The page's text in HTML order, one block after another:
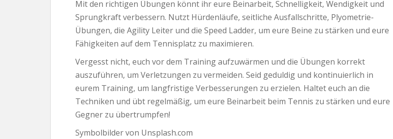
Mit den richtigen Übungen könnt ihr eure Beinarbeit, Schnelligkeit, Wendigkeit und
Sprungkraft verbessern. Nutzt Hürdenläufe, seitliche Ausfallschritte, Plyometrie-
Übungen, die Agility Leiter und die Speed Ladder, um eure Beine zu stärken und eure
Fähigkeiten auf dem Tennisplatz zu maximieren.
Vergesst nicht, euch vor dem Training aufzuwärmen und die Übungen korrekt
auszuführen, um Verletzungen zu vermeiden. Seid geduldig und kontinuierlich in
eurem Training, um langfristige Verbesserungen zu erzielen. Haltet euch an die
Techniken und übt regelmäßig, um eure Beinarbeit beim Tennis zu stärken und eure
Gegner zu übertrumpfen!
Symbolbilder von Unsplash.com